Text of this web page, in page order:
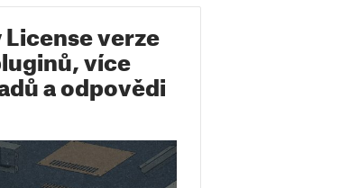
verze
více
a odpovědi